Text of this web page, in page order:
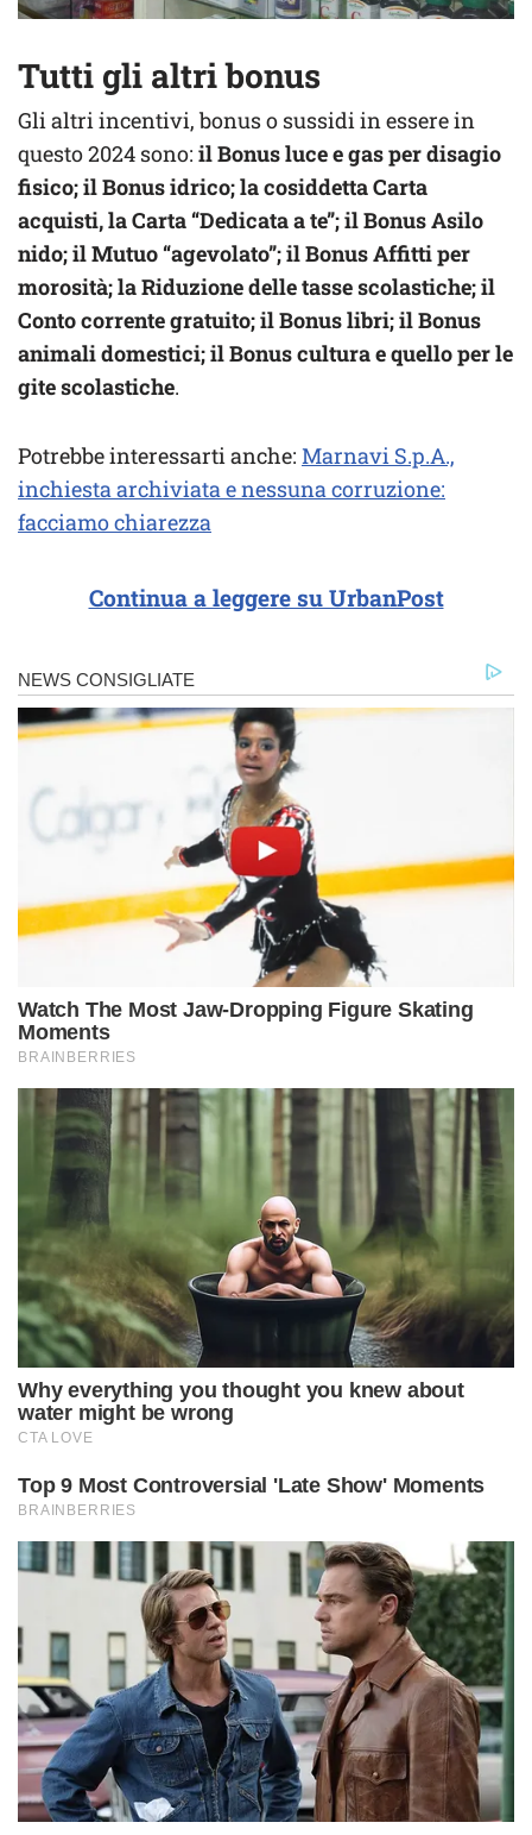
Tutti gli altri bonus
Gli altri incentivi, bonus o sussidi in essere in
questo 2024 sono: il Bonus luce e gas per disagio
fisico; il Bonus idrico; la cosiddetta Carta
acquisti, la Carta “Dedicata a te”; il Bonus Asilo
nido; il Mutuo “agevolato”; il Bonus Affitti per
morosità; la Riduzione delle tasse scolastiche; il
Conto corrente gratuito; il Bonus libri; il Bonus
animali domestici; il Bonus cultura e quello per le
gite scolastiche.
Potrebbe interessarti anche: Marnavi S.p.A.,
inchiesta archiviata e nessuna corruzione:
facciamo chiarezza
Continua a leggere su UrbanPost